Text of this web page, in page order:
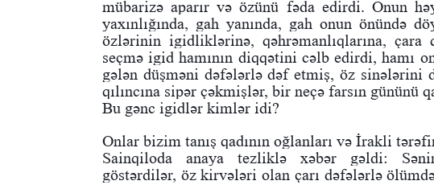
mübarizə aparır və özünü fəda edirdi. Onun
yaxınlığında, gah yanında, gah onun önündə
özlərinin igidliklərinə, qəhrəmanlıqlarına, çara
seçmə igid hamının diqqətini cəlb edirdi, hamı
gələn düşməni dəfələrlə dəf etmiş, öz sinələrini
qılıncına sipər çəkmişlər, bir neçə farsın gününü
Bu gənc igidlər kimlər idi?
Onlar bizim tanış qadının oğlanları və İrakli
Sainqiloda anaya tezliklə xəbər gəldi:
göstərdilər, öz kirvələri olan çarı dəfələrlə